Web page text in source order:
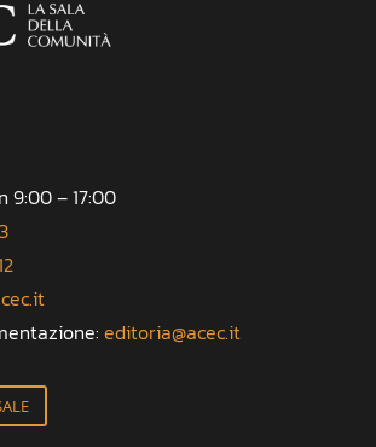
9:00 – 17:00
editoria@acec.it